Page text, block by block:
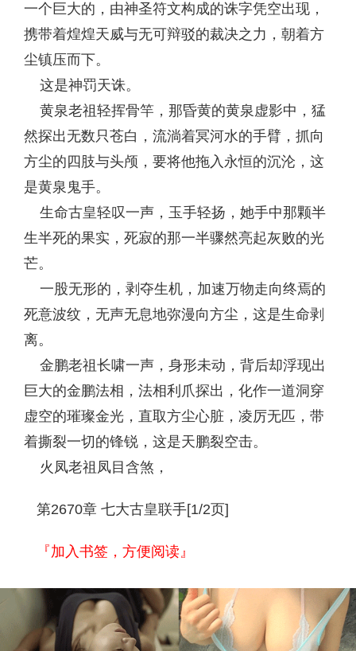
一个巨大的，由神圣符文构成的诛字凭空出现，
携带着煌煌天威与无可辩驳的裁决之力，朝着方
尘镇压而下。
这是神罚天诛。
黄泉老祖轻挥骨竿，那昏黄的黄泉虚影中，猛
然探出无数只苍白，流淌着冥河水的手臂，抓向
方尘的四肢与头颅，要将他拖入永恒的沉沦，这
是黄泉鬼手。
生命古皇轻叹一声，玉手轻扬，她手中那颗半
生半死的果实，死寂的那一半骤然亮起灰败的光
芒。
一股无形的，剥夺生机，加速万物走向终焉的
死意波纹，无声无息地弥漫向方尘，这是生命剥
离。
金鹏老祖长啸一声，身形未动，背后却浮现出
巨大的金鹏法相，法相利爪探出，化作一道洞穿
虚空的璀璨金光，直取方尘心脏，凌厉无匹，带
着撕裂一切的锋锐，这是天鹏裂空击。
火凤老祖凤目含煞，
第2670章 七大古皇联手[1/2页]
『加入书签，方便阅读』